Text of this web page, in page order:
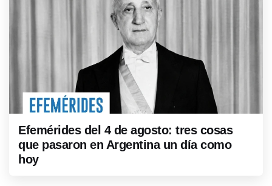
Efemérides del 4 de agosto: tres cosas
que pasaron en Argentina un día como
hoy